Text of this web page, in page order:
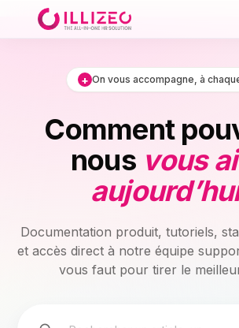
+ On vous accompagne, à
Comment
nous vous
Documentation produit, tutoriels,
et accès direct à notre équipe
vous faut pour tirer le